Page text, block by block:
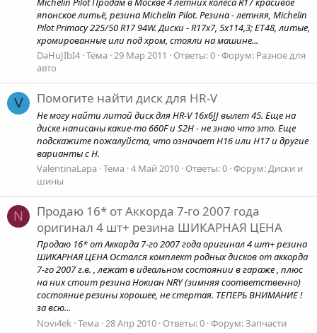
японское литьё, резина Michelin Pilot. Резина - летняя, Michelin
Pilot Primacy 225/50 R17 94W. Диски - R17х7, 5x114,3; ET48, литые,
хромированные или под хром, стояли на машине...
DaHuJIbI4 Тема 29 Мар 2011 Ответы: 0 Форум: Разное для
авто
V Помогите найти диск для HR-V
Не могу найти литой диск для HR-V 16х6JJ вылет 45. Еще на
диске написаны какие-то 660F и S2H - не знаю что это. Еще
подскажите пожалуйста, что означает H16 или H17 и другие
варианты с H.
ValentinaLapa Тема 4 Май 2010 Ответы: 0 Форум:Диски и
шины
N
Продаю 16* от Аккорда 7-го 2007 года
оригинал 4 шт+ резина ШИКАРНАЯ ЦЕНА
Продаю 16* от Аккорда 7-го 2007 года оригинал 4 шт+ резина
ШИКАРНАЯ ЦЕНА Остался комплект родных дисков от аккорда
7-го 2007 г.в. , лежат в идеальном состоянии в гараже , плюс
на них стоит резина Нокиан NRY (зимняя соответственно)
состояние резины хорошее, не стертая. ТЕПЕРЬ ВНИМАНИЕ !
за всю...
Novi4ek Тема 28 Апр 2010 Ответы: 0 Форум:Запчасти